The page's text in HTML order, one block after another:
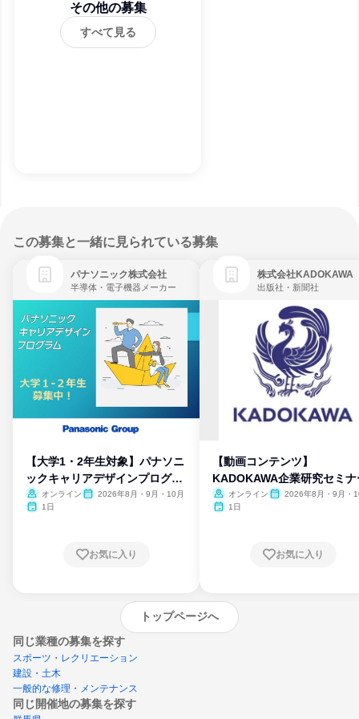
その他の募集
すべて見る
この募集と一緒に見られている募集
パナソニック株式会社
半導体・電子機器メーカー
【大学1・2年生対象】パナソニ
ックキャリアデザインプログラ
ム
オンライン
2026年8月・9月・10月
1日
お気に入り
株式会社KADOKAWA
出版社・新聞社
【動画コンテンツ】
KADOKAWA企業研究セミナ
オンライン
2026年8月・9月・
1日
お気に入り
トップページへ
同じ業種の募集を探す
スポーツ・レクリエーション
建設・土木
一般的な修理・メンテナンス
同じ開催地の募集を探す